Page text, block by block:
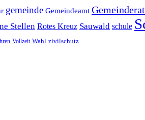
gemeinde Gemeindeamt Gemeinderat
Stellen Rotes Kreuz Sauwald schule
Vollzeit Wahl zivilschutz